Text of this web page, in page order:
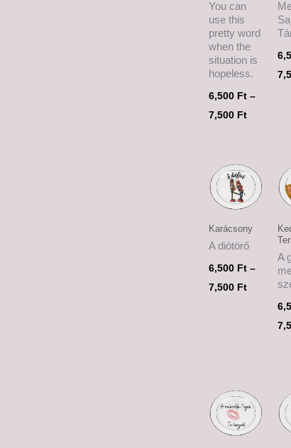
You can
use this
pretty word
when the
situation is
hopeless.
6,500 Ft –
7,500 Ft
Karácsony
A diótörő
6,500 Ft –
7,500 Ft
6,500 Ft
7,500 Ft
A
6,500 Ft
-
7,500 Ft